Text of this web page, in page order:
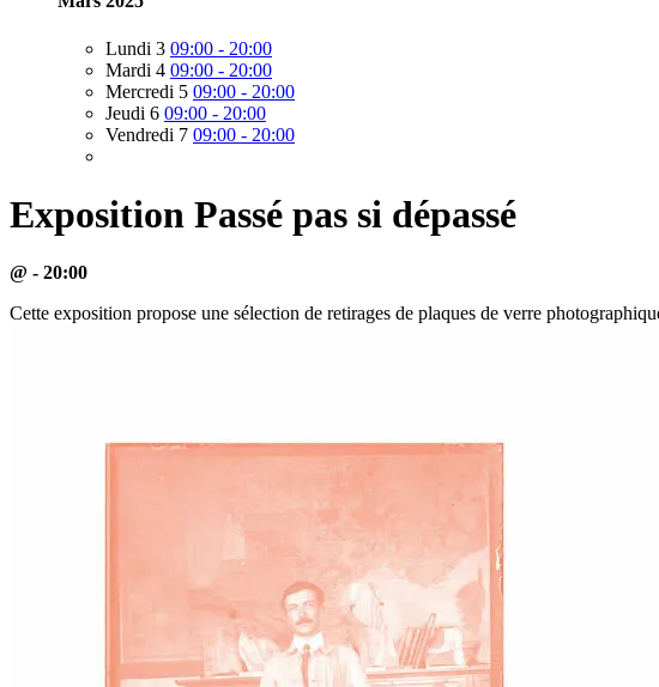
Lundi 3 09:00 - 20:00
Mardi 4 09:00 - 20:00
Mercredi 5 09:00 - 20:00
Jeudi 6 09:00 - 20:00
Vendredi 7 09:00 - 20:00
Exposition Passé pas si dépassé
@ - 20:00
Cette exposition propose une sélection de retirages de plaques de verre